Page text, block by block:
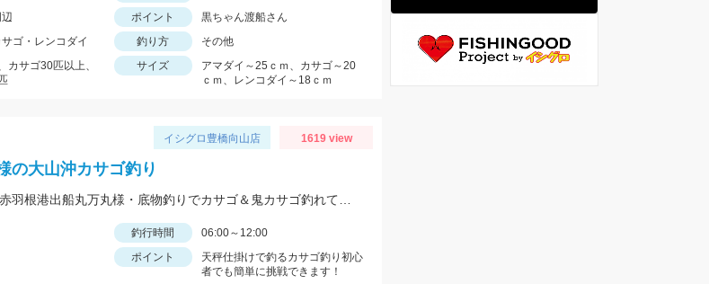
ポイント
黒ちゃん渡船さん
ゴ・レンコダイ 釣り方
その他
カサゴ30匹以上、
サイズ
アマダイ～25ｃｍ、カサゴ～20
ｃｍ、レンコダイ～18ｃｍ
イシグロ豊橋向山店 1619 view
の大山沖カサゴ釣り
釣行時間
06:00～12:00
ポイント
天秤仕掛けで釣るカサゴ釣り初心
者でも簡単に挑戦できます！